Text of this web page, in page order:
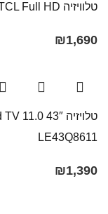
טלוויזיה TCL Full HD ‏43 אינצ’ דגם 43P615
₪1,690
LE43Q8611
₪1,390